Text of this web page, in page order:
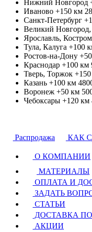
Нижний Новгород
Иваново +150 км
Санкт-Петербург
Великий
Ярославль,
Тула, Калуга +100
Ростов-на-Дону
Краснодар +100 км
Тверь, Торжок
Казань +100 км
Воронеж +50 км
Чебоксары +120 км
Распродажа КАК
О КОМПАНИИ
МАТЕРИАЛЫ
ОПЛАТА И
ЗАДАТЬ
СТАТЬИ
ДОСТАВКА
АКЦИИ